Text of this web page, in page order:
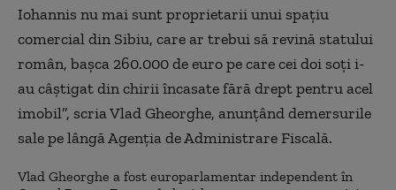
Iohannis nu mai sunt proprietarii unui spaţiu
comercial din Sibiu, care ar trebui să revină statului
român, başca 260.000 de euro pe care cei doi soţi i-
au câştigat din chirii încasate fără drept pentru acel
imobil”, scria Vlad Gheorghe, anunţând demersurile
sale pe lângă Agenţia de Administrare Fiscală.
Vlad Gheorghe a fost europarlamentar independent în